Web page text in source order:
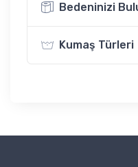
Bedeninizi
Kumaş Türleri